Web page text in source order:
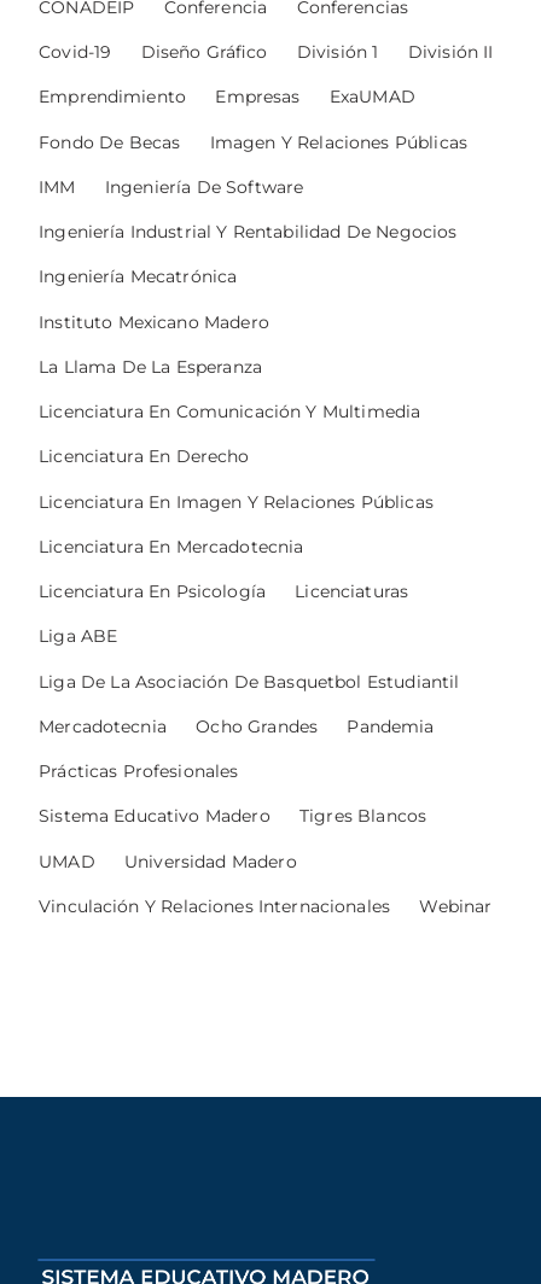
CONADEIP Conferencia Conferencias
Covid-19 Diseño Gráfico División 1 División II
Emprendimiento Empresas ExaUMAD
Fondo De Becas Imagen Y Relaciones Públicas
IMM Ingeniería De Software
Ingeniería Industrial Y Rentabilidad De Negocios
Ingeniería Mecatrónica
Instituto Mexicano Madero
La Llama De La Esperanza
Licenciatura En Comunicación Y Multimedia
Licenciatura En Derecho
Licenciatura En Imagen Y Relaciones Públicas
Licenciatura En Mercadotecnia
Licenciatura En Psicología Licenciaturas
Liga ABE
Liga De La Asociación De Basquetbol Estudiantil
Mercadotecnia Ocho Grandes Pandemia
Prácticas Profesionales
Sistema Educativo Madero Tigres Blancos
UMAD Universidad Madero
Vinculación Y Relaciones Internacionales Webinar